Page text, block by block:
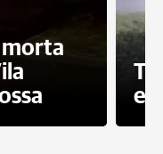
morta
e